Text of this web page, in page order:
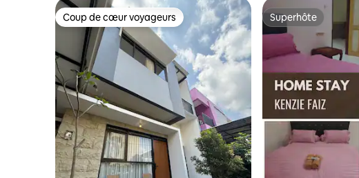
Coup de cœur voyageurs
Coup de cœur voyageurs Superhôte
Superhôte